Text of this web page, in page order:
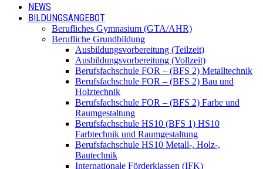
NEWS
BILDUNGSANGEBOT
Berufliches Gymnasium (GTA/AHR)
Berufliche Grundbildung
Ausbildungsvorbereitung (Teilzeit)
Ausbildungsvorbereitung (Vollzeit)
Berufsfachschule FOR – (BFS 2) Metalltechnik
Berufsfachschule FOR – (BFS 2) Bau und
Holztechnik
Berufsfachschule FOR – (BFS 2) Farbe und
Raumgestaltung
Berufsfachschule HS10 (BFS 1) HS10
Farbtechnik und Raumgestaltung
Berufsfachschule HS10 Metall-, Holz-,
Bautechnik
Internationale Förderklassen (IFK)